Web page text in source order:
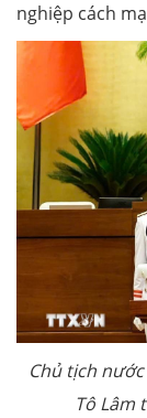
nghiệp cách
Chủ tịch
Tô Lâm